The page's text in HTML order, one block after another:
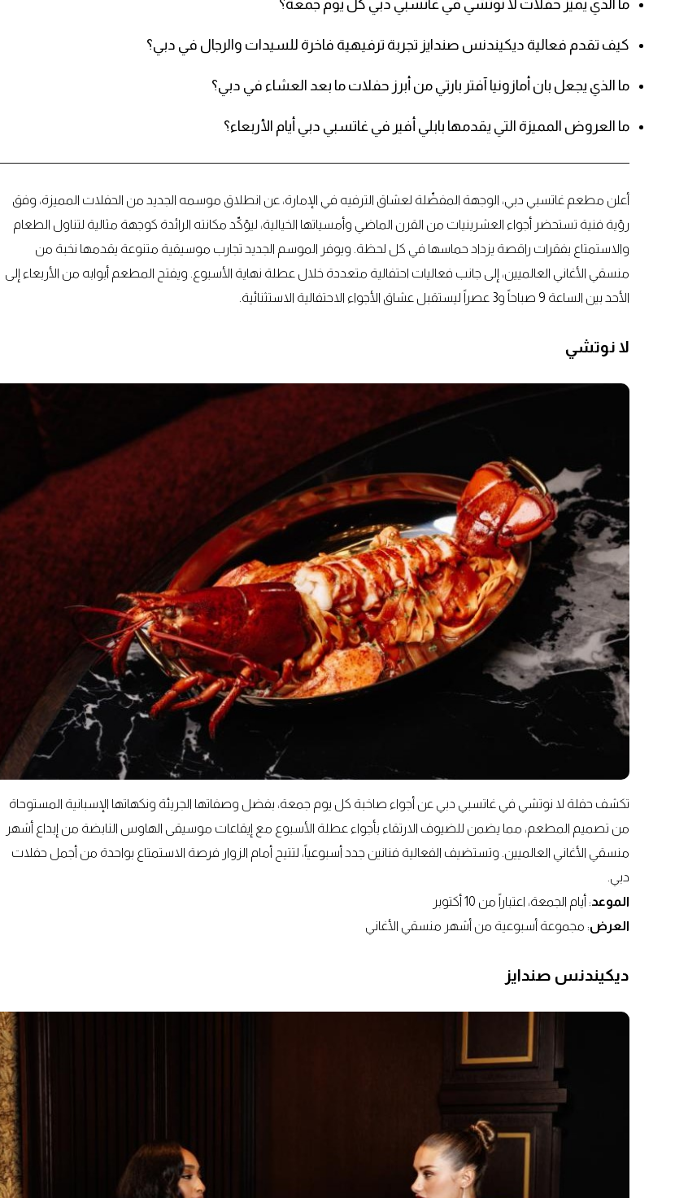
ما الذي يميز حفلات لا نوتشي في غاتسبي دبي كل يوم جمعة؟
كيف تقدم فعالية ديكيندنس صندايز تجربة ترفيهية فاخرة للسيدات والرجال في دبي؟
ما الذي يجعل بان أمازونيا آفتر بارتي من أبرز حفلات ما بعد العشاء في دبي؟
ما العروض المميزة التي يقدمها بابلي أفير في غاتسبي دبي أيام الأربعاء؟
أعلن مطعم غاتسبي دبي، الوجهة المفضّلة لعشاق الترفيه في الإمارة، عن انطلاق موسمه الجديد من الحفلات المميزة، وفق
رؤية فنية تستحضر أجواء العشرينيات من القرن الماضي وأمسياتها الخيالية، ليؤكّد مكانته الرائدة كوجهة مثالية لتناول الطعام
والاستمتاع بفقرات راقصة يزداد حماسها في كل لحظة. ويوفر الموسم الجديد تجارب موسيقية متنوعة يقدمها نخبة من
منسقي الأغاني العالميين، إلى جانب فعاليات احتفالية متعددة خلال عطلة نهاية الأسبوع. ويفتح المطعم أبوابه من الأربعاء إلى
الأحد بين الساعة 9 صباحاً و3 عصراً ليستقبل عشاق الأجواء الاحتفالية الاستثنائية.
لا نوتشي
تكشف حفلة لا نوتشي في غاتسبي دبي عن أجواء صاخبة كل يوم جمعة، بفضل وصفاتها الجريئة ونكهاتها الإسبانية المستوحاة
من تصميم المطعم، مما يضمن للضيوف الارتقاء بأجواء عطلة الأسبوع مع إيقاعات موسيقى الهاوس النابضة من إبداع أشهر
منسقي الأغاني العالميين. وتستضيف الفعالية فنانين جدد أسبوعياً، لتتيح أمام الزوار فرصة الاستمتاع بواحدة من أجمل حفلات
دبي.
الموعد: أيام الجمعة، اعتباراً من 10 أكتوبر
العرض: مجموعة أسبوعية من أشهر منسقي الأغاني
ديكيندنس صندايز